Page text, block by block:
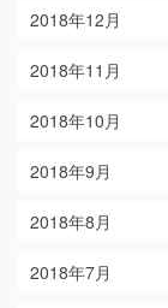
2018年12月
2018年11月
2018年10月
2018年9月
2018年8月
2018年7月